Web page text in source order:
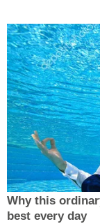
Why this
best every day